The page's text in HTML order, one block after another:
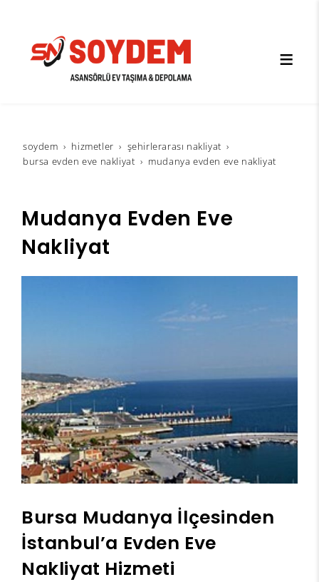
soydem hi̇zmetler
şehirlerarası nakliyat
bursa evden eve nakliyat
mudanya evden eve nakliyat
Mudanya Evden Eve
Nakliyat
Bursa Mudanya İlçesinden
İstanbul’a Evden Eve
Nakliyat Hizmeti